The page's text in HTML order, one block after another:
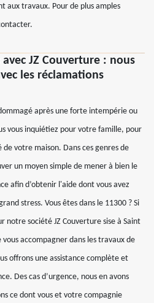
aux travaux. Pour de plus amples
JZ Couverture : nous
les réclamations
après une forte intempérie ou
vous inquiétiez pour votre famille, pour
votre maison. Dans ces genres de
un moyen simple de mener à bien le
afin d’obtenir l'aide dont vous avez
stress. Vous êtes dans le 11300 ? Si
notre société JZ Couverture sise à Saint
accompagner dans les travaux de
offrons une assistance complète et
Des cas d’urgence, nous en avons
ce dont vous et votre compagnie